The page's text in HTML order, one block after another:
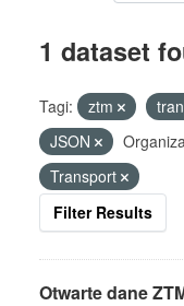
1 dataset
Tagi: ztm
JSON
Transport
Filter Results
Otwarte dane